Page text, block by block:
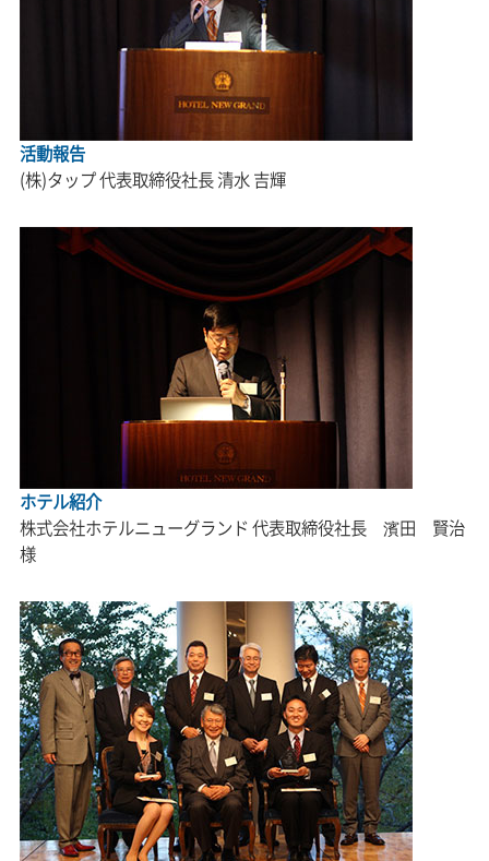
活動報告
(株)タップ 代表取締役社長 清水 吉輝
ホテル紹介
株式会社ホテルニューグランド 代表取締役社長 濱田 賢治
様